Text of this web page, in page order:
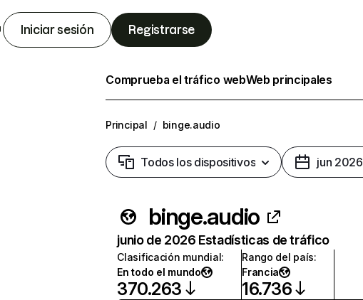
Iniciar sesión Registrarse
Comprueba el tráfico webWeb principales
Principal / binge.audio
Todos los dispositivos jun 2026
binge.audio
junio de 2026 Estadísticas de tráfico
Clasificación mundial:
En todo el mundo
370.263
Rango del país:
Francia
16.736